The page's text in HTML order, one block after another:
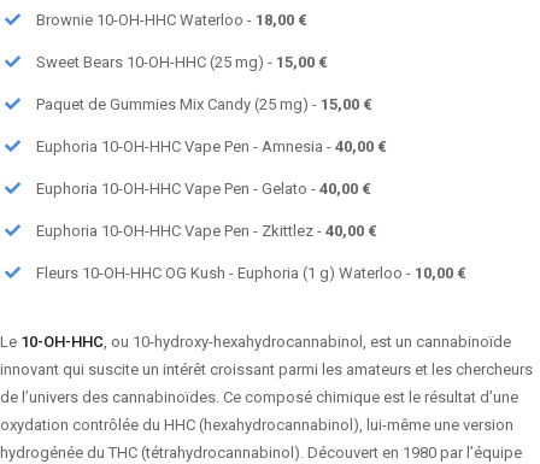
Brownie 10-OH-HHC Waterloo - 18,00 €
Sweet Bears 10-OH-HHC (25 mg) - 15,00 €
Paquet de Gummies Mix Candy (25 mg) - 15,00 €
Euphoria 10-OH-HHC Vape Pen - Amnesia - 40,00 €
Euphoria 10-OH-HHC Vape Pen - Gelato - 40,00 €
Euphoria 10-OH-HHC Vape Pen - Zkittlez - 40,00 €
Fleurs 10-OH-HHC OG Kush - Euphoria (1 g) Waterloo - 10,00 €
Le 10-OH-HHC, ou 10-hydroxy-hexahydrocannabinol, est un cannabinoïde
innovant qui suscite un intérêt croissant parmi les amateurs et les chercheurs
de l’univers des cannabinoïdes. Ce composé chimique est le résultat d’une
oxydation contrôlée du HHC (hexahydrocannabinol), lui-même une version
hydrogénée du THC (tétrahydrocannabinol). Découvert en 1980 par l’équipe